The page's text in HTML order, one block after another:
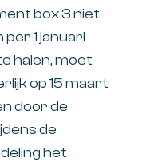
box 3 niet
1 januari
halen, moet
op 15 maart
door de
de
het